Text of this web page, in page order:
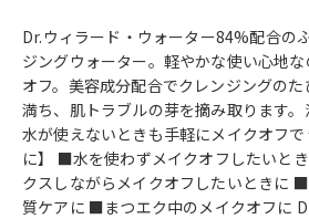
Dr.ウィラード・ウォーター84%配合の
ジングウォーター。軽やかな使い心地
オフ。美容成分配合でクレンジングの
満ち、肌トラブルの芽を摘み取ります。
水が使えないときも手軽にメイクオフ
に】 ■水を使わずメイクオフしたいと
クスしながらメイクオフしたいときに
質ケアに ■まつエク中のメイクオフに